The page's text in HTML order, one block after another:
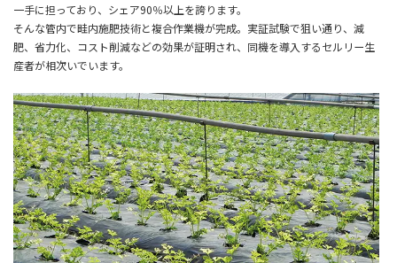
一手に担っており、シェア90％以上を誇ります。
そんな管内で畦内施肥技術と複合作業機が完成。実証試験で狙い通り、減
肥、省力化、コスト削減などの効果が証明され、同機を導入するセルリー生
産者が相次いでいます。